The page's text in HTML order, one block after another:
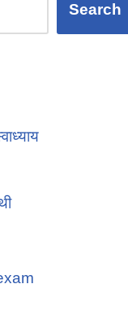
Search